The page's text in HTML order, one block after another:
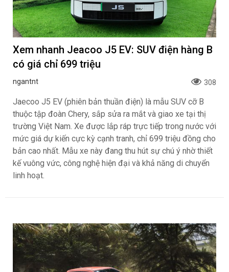
Xem nhanh Jeacoo J5 EV: SUV điện hàng B
có giá chỉ 699 triệu
ngantnt 308
Jaecoo J5 EV (phiên bản thuần điện) là mẫu SUV cỡ B
thuộc tập đoàn Chery, sắp sửa ra mắt và giao xe tại thị
trường Việt Nam. Xe được lắp ráp trực tiếp trong nước với
mức giá dự kiến cực kỳ cạnh tranh, chỉ 699 triệu đồng cho
bản cao nhất. Mẫu xe này đang thu hút sự chú ý nhờ thiết
kế vuông vức, công nghệ hiện đại và khả năng di chuyển
linh hoạt.